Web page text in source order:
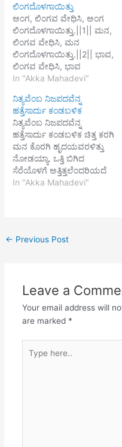
ಲಿಂಗದೊಳಗಾಯಿತ್ತು
ಅಂಗ, ಲಿಂಗವ ವೇಧಿಸಿ, ಅಂಗ
ಲಿಂಗದೊಳಗಾಯಿತ್ತು.||1|| ಮನ,
ಲಿಂಗವ ವೇಧಿಸಿ, ಮನ
ಲಿಂಗದೊಳಗಾಯಿತ್ತು.||2|| ಭಾವ,
ಲಿಂಗವ ವೇಧಿಸಿ, ಭಾವ
ಲಿಂಗದೊಳಗಾಯಿತ್ತು.|||3||
ಒಲುಮೆಯ ಸಂಗದಲ್ಲಿರ್ದು
ಸ್ವಯಲಿಂಗವಾಯಿತ್ತು||4||
In "Akka Mahadevi"
ನಿತ್ಯವೆಂಬ ನಿಜಪದವೆನ್ನ
ಹತ್ತೆಸಾರ್ದು ಕಂಡಬಳಿಕ
ನಿತ್ಯವೆಂಬ ನಿಜಪದವೆನ್ನ
ಹತ್ತೆಸಾರ್ದು ಕಂಡಬಳಿಕ ಚಿತ್ತ ಕರಗಿ
ಮನ ಕೊರಗಿ ಹೃದಯವರಳಿತ್ತು
ನೋಡಯ್ಯಾ. ಒತ್ತಿ ಬಿಗಿದ
ಸೆರೆಯೊಳಗೆ ಅತ್ತಿತ್ತಲೆಂದರಿಯದೆ
ಚೆನ್ನಮಲ್ಲಿಕಾರ್ಜುನನ ಪಾದದಲ್ಲಿ
In "Akka Mahadevi"
← Previous Post
Leave a
Your email address will
are marked *
here..